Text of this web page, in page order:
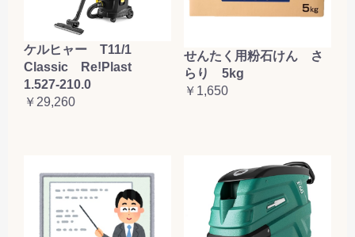
ケルヒャー T11/1
Classic Re!Plast
1.527-210.0
￥29,260
せんたく用粉石けん さ
らり 5kg
￥1,650